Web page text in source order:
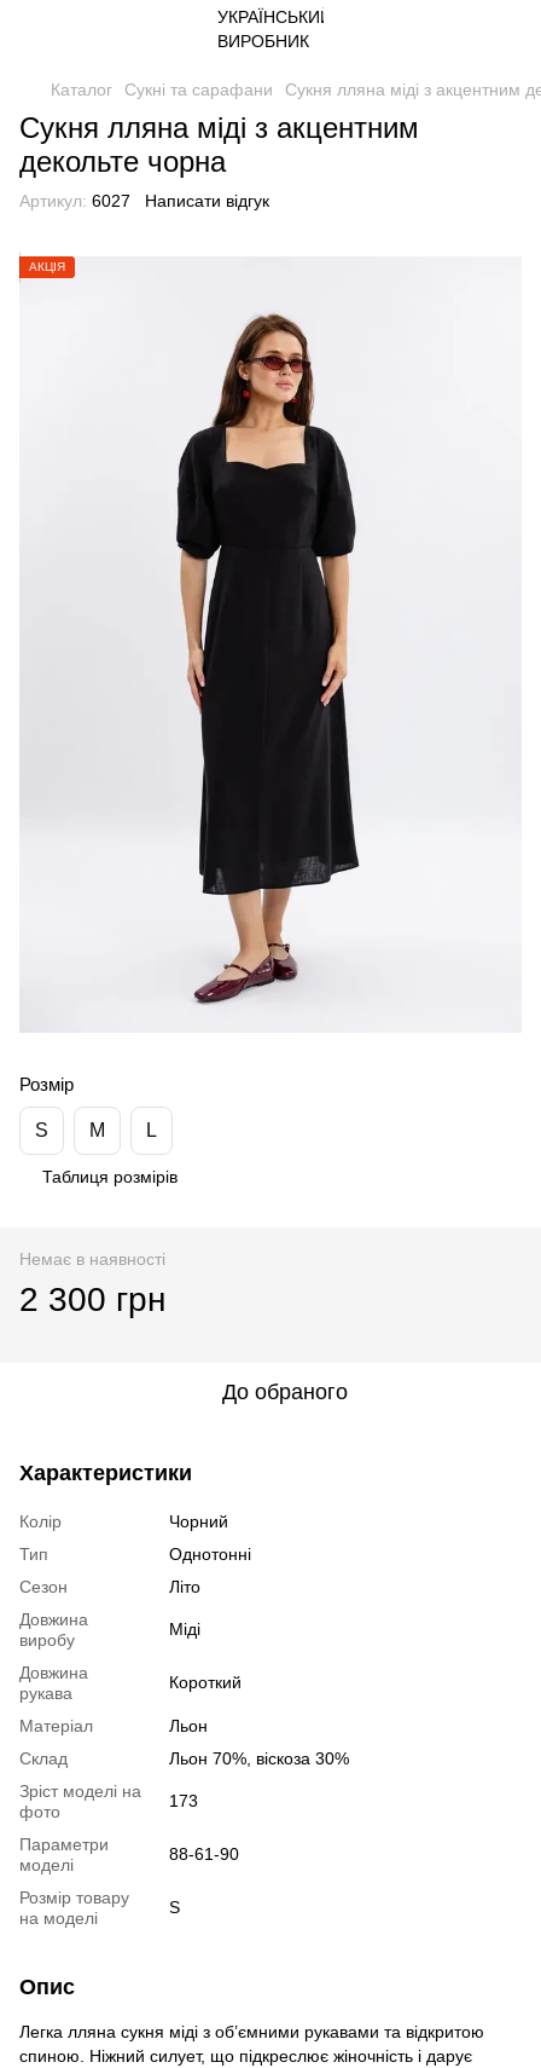
Каталог Сукні та сарафани Сукня лляна міді з акцентним
Сукня лляна міді з акцентним
декольте чорна
Артикул: 6027 Написати відгук
АКЦІЯ
Розмір
S M L
Таблиця розмірів
Немає в наявності
2 300 грн
До обраного
Характеристики
Колір
Чорний
Тип
Однотонні
Сезон
Літо
Довжина
виробу
Міді
Довжина
рукава
Короткий
Матеріал
Льон
Склад
Льон 70%, віскоза 30%
Зріст моделі на
фото
173
Параметри
моделі
88-61-90
Розмір товару
на моделі
S
Опис
Легка лляна сукня міді з об’ємними рукавами та відкритою
спиною. Ніжний силует, що підкреслює жіночність і дарує